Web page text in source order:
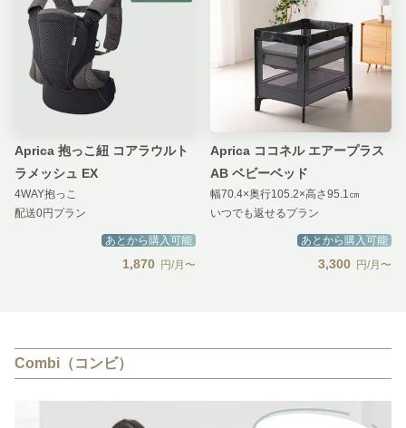
Aprica 抱っこ紐 コアラウルト
ラメッシュ EX
4WAY抱っこ
配送0円プラン
あとから購入可能
1,870 円/月〜
Aprica ココネル エアープラス
AB ベビーベッド
幅70.4×奥行105.2×高さ95.1㎝
いつでも返せるプラン
あとから購入可能
3,300 円/月〜
Combi（コンビ）